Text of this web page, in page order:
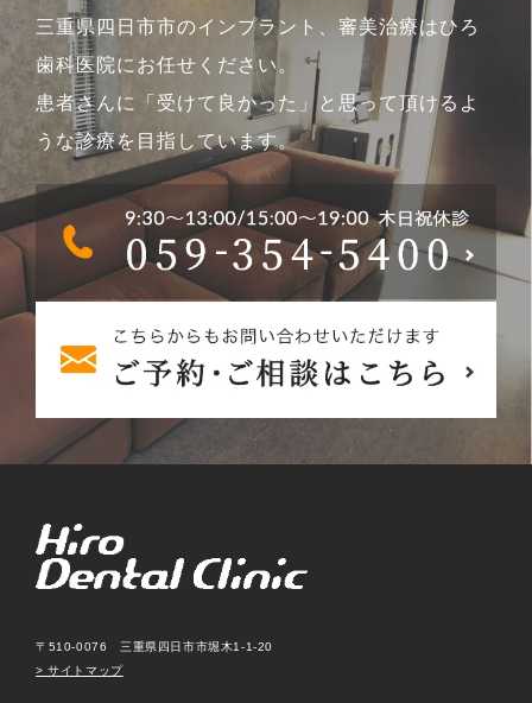
三重県四日市市のインプラント、審美治療はひろ
歯科医院にお任せください。
患者さんに「受けて良かった」と思って頂けるよ
うな診療を目指しています。
〒510-0076 三重県四日市市堀木1-1-20
> サイトマップ